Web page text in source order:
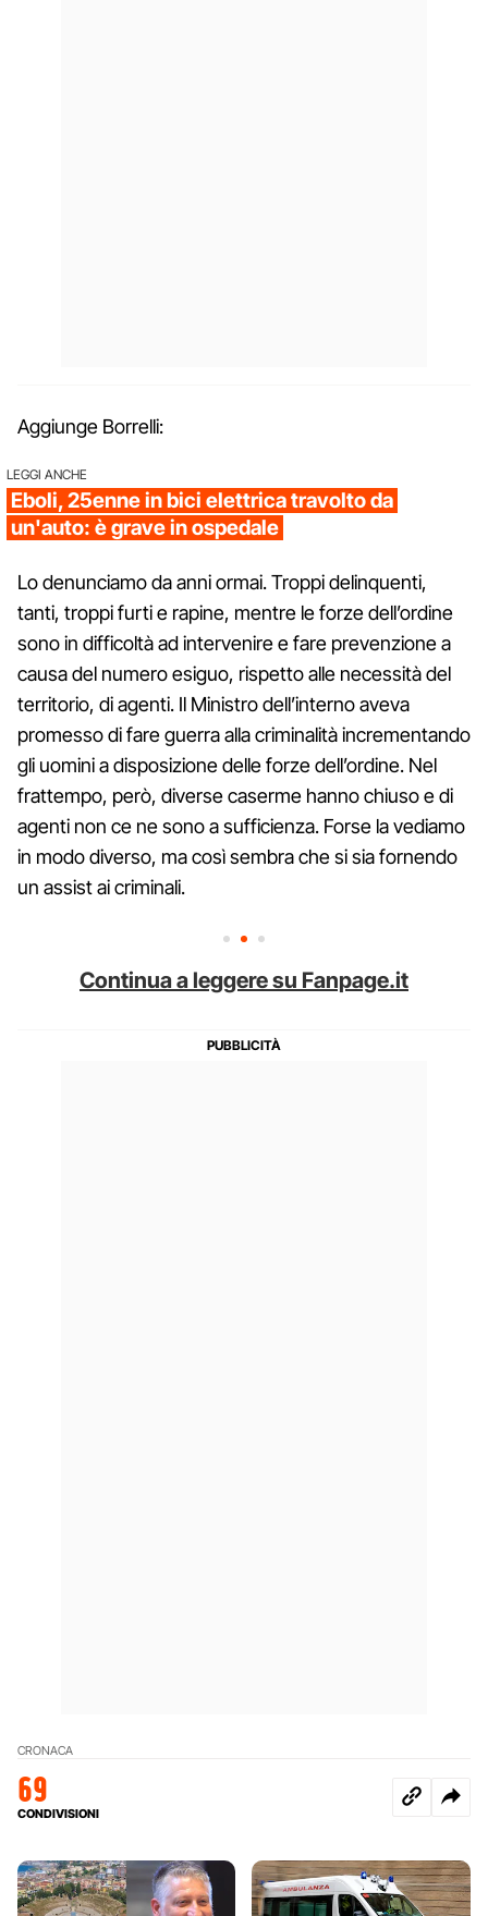
Aggiunge Borrelli:
LEGGI ANCHE
Eboli, 25enne in bici elettrica travolto da
un'auto: è grave in ospedale
Lo denunciamo da anni ormai. Troppi delinquenti,
tanti, troppi furti e rapine, mentre le forze dell’ordine
sono in difficoltà ad intervenire e fare prevenzione a
causa del numero esiguo, rispetto alle necessità del
territorio, di agenti. Il Ministro dell’interno aveva
promesso di fare guerra alla criminalità incrementando
gli uomini a disposizione delle forze dell’ordine. Nel
frattempo, però, diverse caserme hanno chiuso e di
agenti non ce ne sono a sufficienza. Forse la vediamo
in modo diverso, ma così sembra che si sia fornendo
un assist ai criminali.
Continua a leggere su Fanpage.it
CRONACA
69
CONDIVISIONI